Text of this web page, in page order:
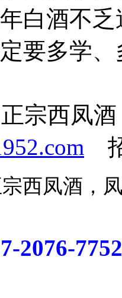
白酒不
要多学
宗西凤
宗西凤酒
2076-7752